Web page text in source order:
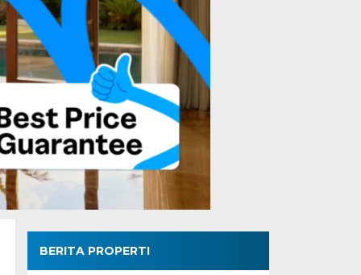
BERITA PROPERTI